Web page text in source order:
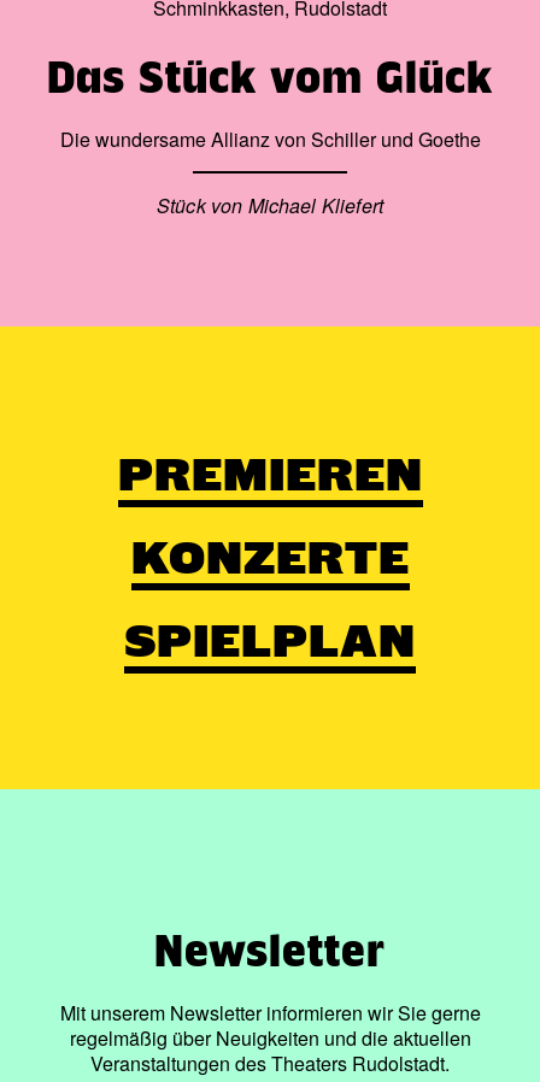
Schminkkasten, Rudolstadt
Das Stück vom Glück
Die wundersame Allianz von Schiller und Goethe
Stück von Michael Kliefert
PREMIEREN
KONZERTE
SPIELPLAN
Newsletter
Mit unserem Newsletter informieren wir Sie gerne
regelmäßig über Neuigkeiten und die aktuellen
Veranstaltungen des Theaters Rudolstadt.